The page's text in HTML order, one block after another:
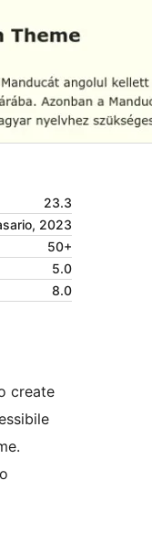
23.3
2023
50+
5.0
8.0
create